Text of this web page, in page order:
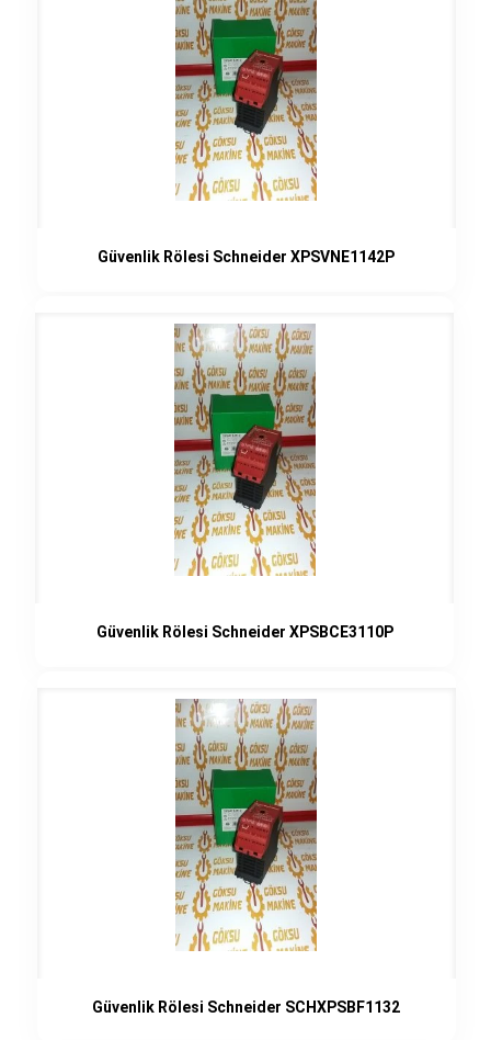
Güvenlik Rölesi Schneider XPSVNE1142P
Güvenlik Rölesi Schneider XPSBCE3110P
Güvenlik Rölesi Schneider SCHXPSBF1132